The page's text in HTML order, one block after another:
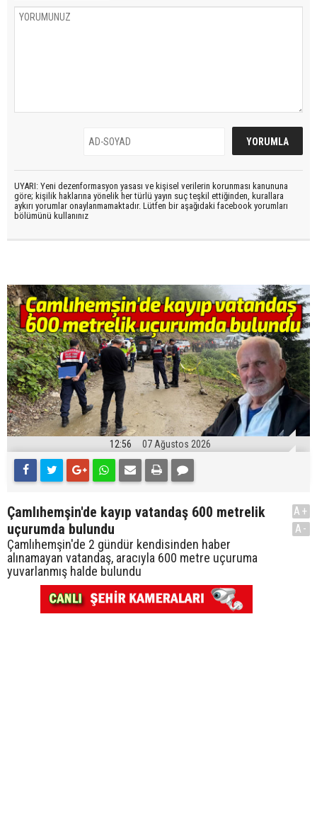
UYARI: Yeni dezenformasyon yasası ve kişisel verilerin korunması kanununa
göre; kişilik haklarına yönelik her türlü yayın suç teşkil ettiğinden, kurallara
aykırı yorumlar onaylanmamaktadır. Lütfen bir aşağıdaki facebook yorumları
bölümünü kullanınız
12:56 07 Ağustos 2026
Çamlıhemşin'de kayıp vatandaş 600 metrelik
uçurumda bulundu
Çamlıhemşin'de 2 gündür kendisinden haber
alınamayan vatandaş, aracıyla 600 metre uçuruma
yuvarlanmış halde bulundu
A+
A-